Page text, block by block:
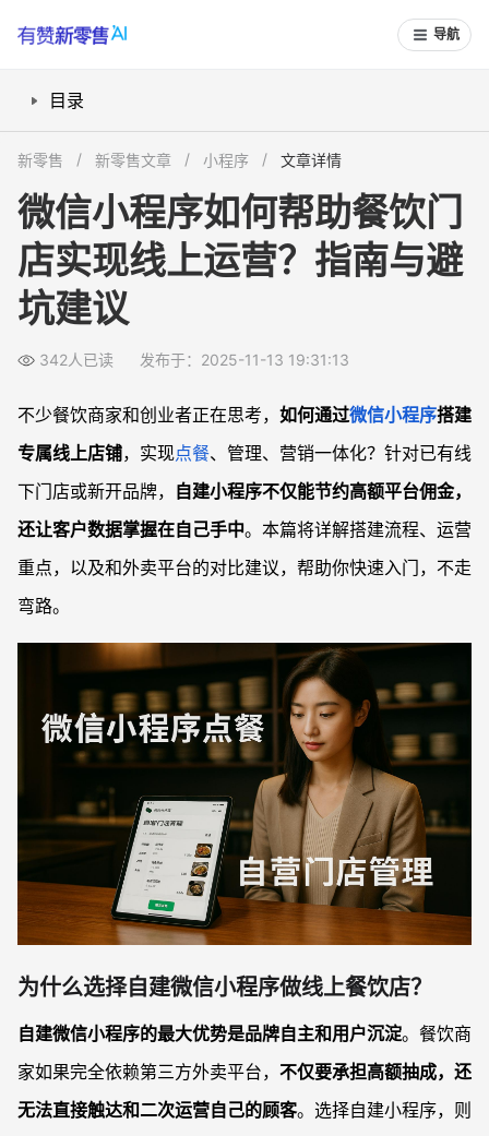
导航
目录
微信小程序开发流程及注意事项
微信餐饮小程序上线后如何运营和推广？
常见问题
微信小程序点餐和第三方外卖平台哪个更实用？
没有技术背景，如何安全搭建餐饮微信小程序？
餐饮小程序上线初期如何获取第一批用户？
新零售 新零售文章 小程序 文章详情
微信小程序如何帮助餐饮门
店实现线上运营？指南与避
坑建议
342人已读 发布于：2025-11-13 19:31:13
不少餐饮商家和创业者正在思考， 如何通过微信小程序搭建
专属线上店铺，实现点餐、管理、营销一体化？针对已有线
下门店或新开品牌， 自建小程序不仅能节约高额平台佣金，
还让客户数据掌握在自己手中。本篇将详解搭建流程、运营
重点，以及和外卖平台的对比建议，帮助你快速入门，不走
弯路。
为什么选择自建微信小程序做线上餐饮店？
自建微信小程序的最大优势是品牌自主和用户沉淀。餐饮商
家如果完全依赖第三方外卖平台， 不仅要承担高额抽成，还
无法直接触达和二次运营自己的顾客。选择自建小程序，则